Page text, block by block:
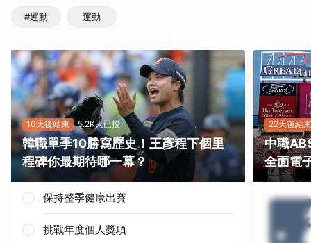
#運動 運動
10天後結束 5.2K人已投
韓職單季10勝寫歷史！王彥程下個里
程碑你最期待哪一幕？
保持整季健康出賽
挑戰年度個人獎項
22天後結束
中職
全面電